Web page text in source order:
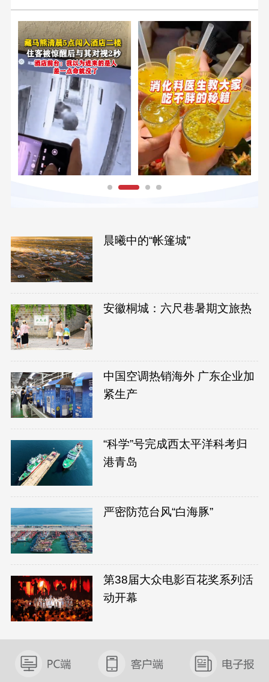
晨曦中的“帐篷城”
安徽桐城：六尺巷暑期文旅热
中国空调热销海外 广东企业加
紧生产
“科学”号完成西太平洋科考归
港青岛
严密防范台风“白海豚”
第38届大众电影百花奖系列活
动开幕